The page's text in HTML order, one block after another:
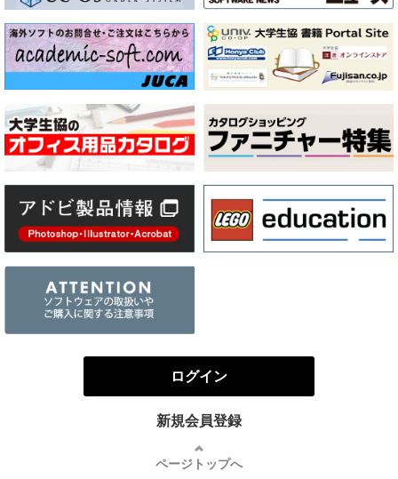
ログイン
新規会員登録
ページトップへ